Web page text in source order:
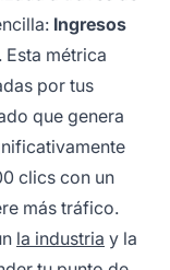
Ingresos
. Esta métrica
por tus
que genera
clics con un
más tráfico.
la industria y la